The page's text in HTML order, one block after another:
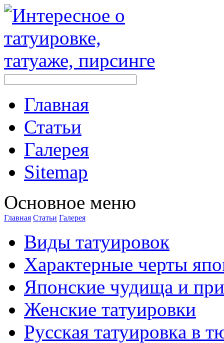
Главная
Стaтьи
Галерея
Sitemap
Оснoвнoе меню
Главная Стaтьи Галерея
Виды тaтуировок
Характерные черты
Японские чудища и
Женские тaтуировки
Русскaя тaтуировкa в